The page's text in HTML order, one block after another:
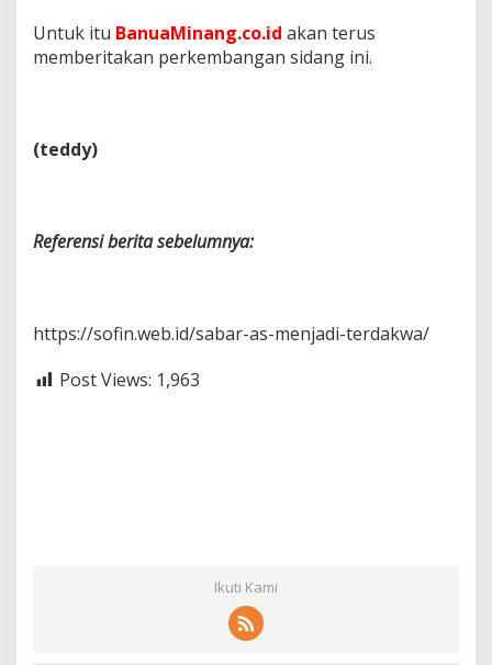
Untuk itu BanuaMinang.co.id akan terus
memberitakan perkembangan sidang ini.
(teddy)
Referensi berita sebelumnya:
https://sofin.web.id/sabar-as-menjadi-terdakwa/
Post Views: 1,963
Ikuti Kami